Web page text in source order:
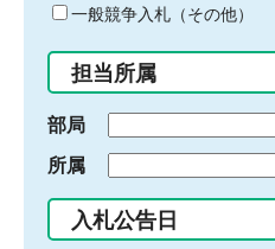
ド
入
力
一般競争入札（その他）
担当所属
部局
所属
入札公告日